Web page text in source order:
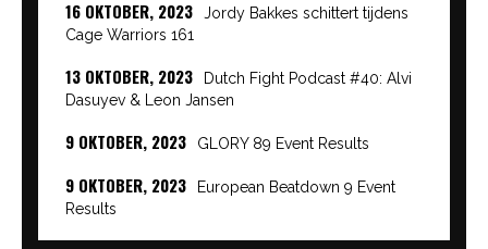
16 OKTOBER, 2023
Jordy Bakkes schittert tijdens
Cage Warriors 161
13 OKTOBER, 2023
Dutch Fight Podcast #40: Alvi
Dasuyev & Leon Jansen
9 OKTOBER, 2023 GLORY 89 Event Results
9 OKTOBER, 2023
European Beatdown 9 Event
Results